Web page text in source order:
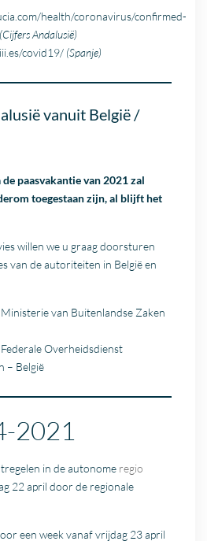
health/coronavirus/confirmed-
(Cijfers Andalusië)
covid19/ (Spanje)
vanuit België /
de paasvakantie van 2021 zal
toegestaan zijn, al blijft het
willen we u graag doorsturen
van de autoriteiten in België en
Ministerie van Buitenlandse Zaken
Federale Overheidsdienst
– België
2021
in de autonome regio
22 april door de regionale
een week vanaf vrijdag 23 april